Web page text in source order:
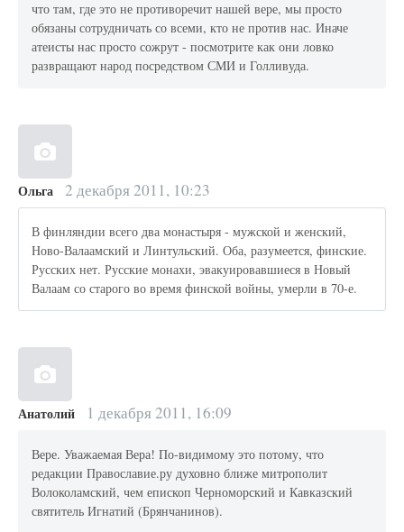
что там, где это не противоречит нашей вере, мы просто
обязаны сотрудничать со всеми, кто не против нас. Иначе
атеисты нас просто сожрут - посмотрите как они ловко
развращают народ посредством СМИ и Голливуда.
Ольга 2 декабря 2011, 10:23
В финляндии всего два монастыря - мужской и женский,
Ново-Валаамский и Линтульский. Оба, разумеется, финские.
Русских нет. Русские монахи, эвакуировавшиеся в Новый
Валаам со старого во время финской войны, умерли в 70-е.
Анатолий 1 декабря 2011, 16:09
Вере. Уважаемая Вера! По-видимому это потому, что
редакции Православие.ру духовно ближе митрополит
Волоколамский, чем епископ Черноморский и Кавказский
святитель Игнатий (Брянчанинов).